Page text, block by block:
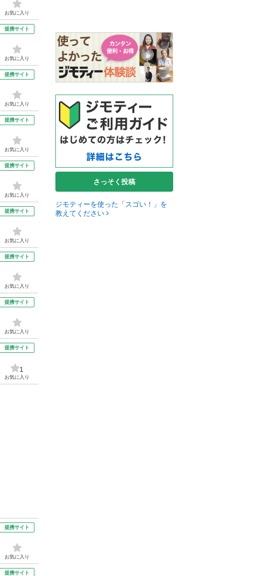
お気に入り
提携サイト
お気に入り
提携サイト
お気に入り
提携サイト
お気に入り
提携サイト
お気に入り
提携サイト
お気に入り
提携サイト
お気に入り
提携サイト
お気に入り
提携サイト
1
お気に入り
提携サイト
お気に入り
提携サイト
さっそく投稿
ジモティーを使った「スゴい！」を
教えてください